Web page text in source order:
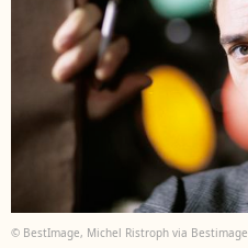
© BestImage, Michel Ristroph via Bestimage